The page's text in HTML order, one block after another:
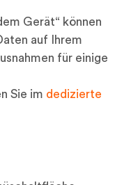
Gerät“ können
auf Ihrem
für einige
Sie im dedizierte